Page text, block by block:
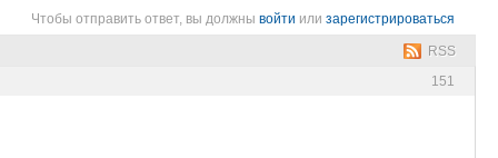
Чтобы отправить ответ, вы должны войти или зарегистрироваться
RSS
151